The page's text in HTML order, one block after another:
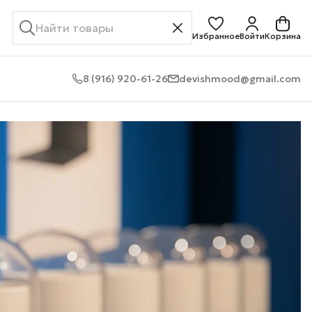
ИзбранноеВойтиКорзина
8 (916) 920-61-26 devishmood@gmail.com